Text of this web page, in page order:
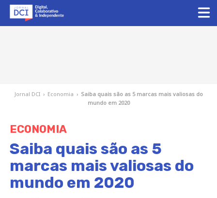
Jornal DCI › Economia › Saiba quais são as 5 marcas mais valiosas do
mundo em 2020
ECONOMIA
Saiba quais são as 5
marcas mais valiosas do
mundo em 2020